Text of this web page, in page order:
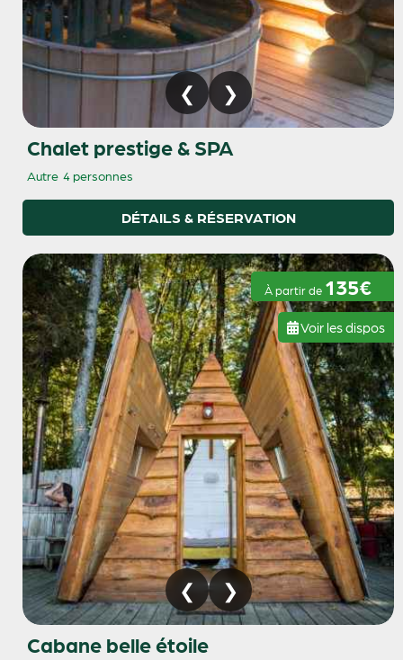
Chalet prestige & SPA
Autre 4 personnes
DÉTAILS & RÉSERVATION
À partir de 135€
Voir les dispos
Cabane belle étoile